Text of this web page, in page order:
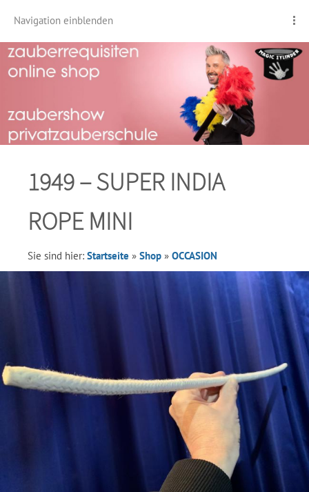
Navigation einblenden
1949 – SUPER INDIA
ROPE MINI
Sie sind hier: Startseite » Shop » OCCASION